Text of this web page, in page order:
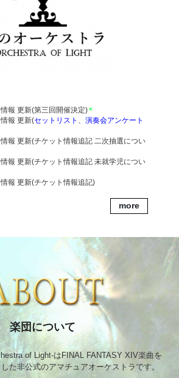
報 更新(第三回開催決定)●
報 更新(セットリスト 、演奏会アンケート
報 更新(チケット情報追記 二次抽選につい
報 更新(チケット情報追記 未就学児につい
報 更新(チケット情報追記)
more
楽団について
of Light-はFINAL FANTASY XIV楽曲を
た非公式のアマチュアオーケストラです。